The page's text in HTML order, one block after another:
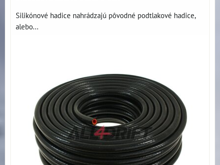
Silikónové hadice nahrádzajú pôvodné podtlakové hadice,
alebo...